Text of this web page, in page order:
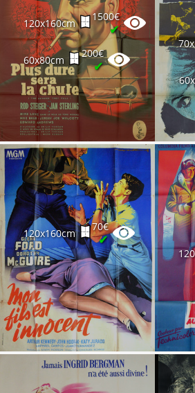
120x160cm
1500€
✔
60x80cm
200€
✔
120x160cm
70€
✔